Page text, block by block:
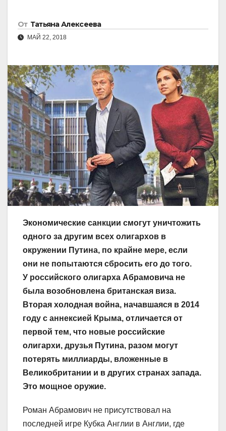
От Татьяна Алексеева
МАЙ 22, 2018
Экономические санкции смогут уничтожить
одного за другим всех олигархов в
окружении Путина, по крайне мере, если
они не попытаются сбросить его до того.
У российского олигарха Абрамовича не
была возобновлена британская виза.
Вторая холодная война, начавшаяся в 2014
году с аннексией Крыма, отличается от
первой тем, что новые российские
олигархи, друзья Путина, разом могут
потерять миллиарды, вложенные в
Великобритании и в других странах запада.
Это мощное оружие.
Роман Абрамович не присутствовал на
последней игре Кубка Англии в Англии, где